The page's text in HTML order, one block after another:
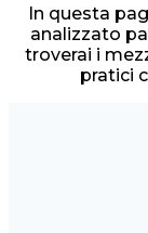
In questa
analizzato
troverai i
pratici